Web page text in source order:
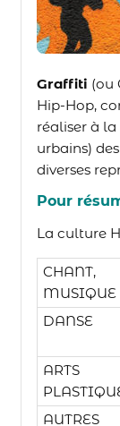
Graffiti (ou
Hip-Hop,
réaliser à
urbains)
diverses
Pour
La culture
CHANT,
MUSIQUE
DANSE
ARTS
AUTRES